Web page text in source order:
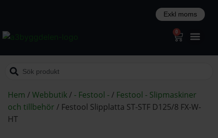
0
Hem /Webbutik/ - Festool -/ Festool - Slipmaskiner
och tillbehör / Festool Slipplatta ST-STF D125/8 FX-W-
HT